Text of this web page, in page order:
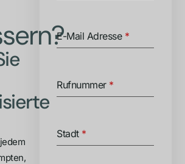
E-Mail Adresse *
Rufnummer *
Stadt *